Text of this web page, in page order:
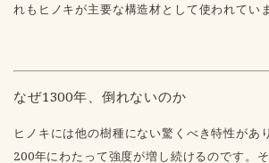
れもヒノキが主要な構造材として使われていま
なぜ1300年、倒れないのか
ヒノキには他の樹種にない驚くべき特性があ
200年にわたって強度が増し続けるのです。